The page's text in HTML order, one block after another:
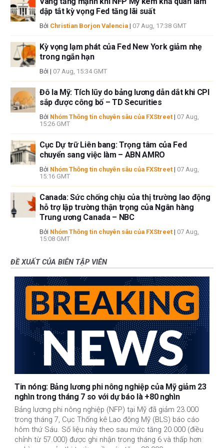
dập tắt kỳ vọng Fed tăng lãi suất
Bởi Christian Borjon Valencia | 07 Aug, 17:38 GMT
Kỳ vọng lạm phát của Fed New York giảm nhẹ
trong ngắn hạn
Bởi | 07 Aug, 15:34 GMT
Đô la Mỹ: Tích lũy do bảng lương dẫn dắt khi CPI
sắp được công bố – TD Securities
Bởi Nhóm Thông tin chuyên sâu của FXStreet | 07 Aug,
15:26 GMT
Cục Dự trữ Liên bang: Trọng tâm của Fed
chuyển sang việc làm – ABN AMRO
Bởi Nhóm Thông tin chuyên sâu của FXStreet | 07 Aug,
15:16 GMT
Canada: Sức chống chịu của thị trường lao động
hỗ trợ lập trường thận trọng của Ngân hàng
Trung ương Canada – NBC
Bởi Nhóm Thông tin chuyên sâu của FXStreet | 07 Aug,
15:08 GMT
ĐỀ XUẤT CỦA BIÊN TẬP VIÊN
Tin nóng: Bảng lương phi nông nghiệp của Mỹ giảm 23
nghìn trong tháng 7 so với dự báo là +80 nghìn
Bảng lương phi nông nghiệp (NFP) tại Mỹ đã giảm 23.000
trong tháng 7, Cục Thống kê Lao động Mỹ (BLS) báo cáo
hôm thứ Sáu. Số liệu này theo sau mức tăng 20.000 (điều
chỉnh từ 57.000) được ghi nhận trong tháng 6 và thấp hơn